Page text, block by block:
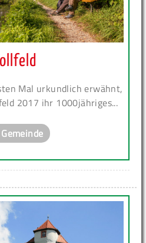
Mal urkundlich erwähnt,
2017 ihr 1000jähriges...